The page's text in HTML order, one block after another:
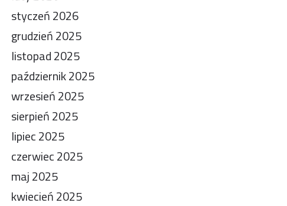
styczeń 2026
grudzień 2025
listopad 2025
październik 2025
wrzesień 2025
sierpień 2025
lipiec 2025
czerwiec 2025
maj 2025
kwiecień 2025